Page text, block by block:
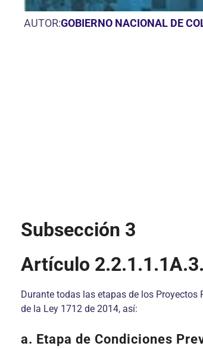
AUTOR:GOBIERNO NACIONAL DE
Subsección 3
Artículo
Durante todas las etapas de los
de la Ley 1712 de 2014, así:
a. Etapa de Condiciones